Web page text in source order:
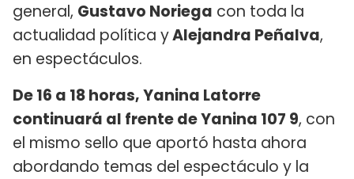
general, Gustavo Noriega con toda la
actualidad política yAlejandra Peñalva,
en espectáculos.
De 16 a 18 horas, Yanina Latorre
continuará al frente de Yanina 107 9, con
el mismo sello que aportó hasta ahora
abordando temas del espectáculo y la